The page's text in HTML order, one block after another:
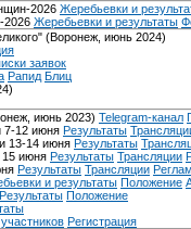
2026 Жеребьевки и
2026 Жеребьевки и результаты
(Воронеж, июнь 2024)
заявок
Рапид Блиц
июнь 2023) Telegram-канал
7-12 июня Результаты
13-14 июня Результаты
15 июня Результаты Трансляции
Результаты Трансляции
и результаты Положение
Результаты Положение
Регистрация